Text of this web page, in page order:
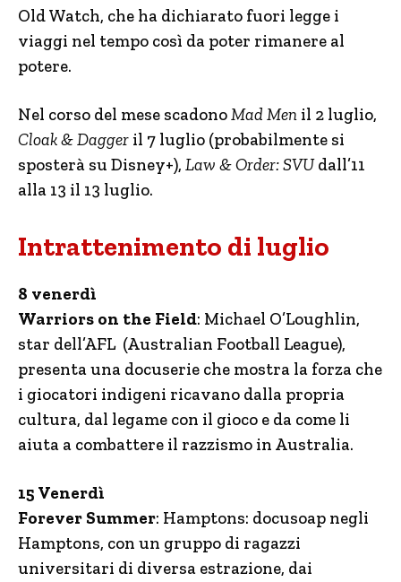
Old Watch, che ha dichiarato fuori legge i
viaggi nel tempo così da poter rimanere al
potere.
Nel corso del mese scadonoMad Men il 2 luglio,
Cloak & Dagger il 7 luglio (probabilmente si
sposterà su Disney+), Law & Order: SVUdall’11
alla 13 il 13 luglio.
Intrattenimento di luglio
8 venerdì
Warriors on the Field: Michael O’Loughlin,
star dell’AFL (Australian Football League),
presenta una docuserie che mostra la forza che
i giocatori indigeni ricavano dalla propria
cultura, dal legame con il gioco e da come li
aiuta a combattere il razzismo in Australia.
15 Venerdì
Forever Summer: Hamptons: docusoap negli
Hamptons, con un gruppo di ragazzi
universitari di diversa estrazione, dai